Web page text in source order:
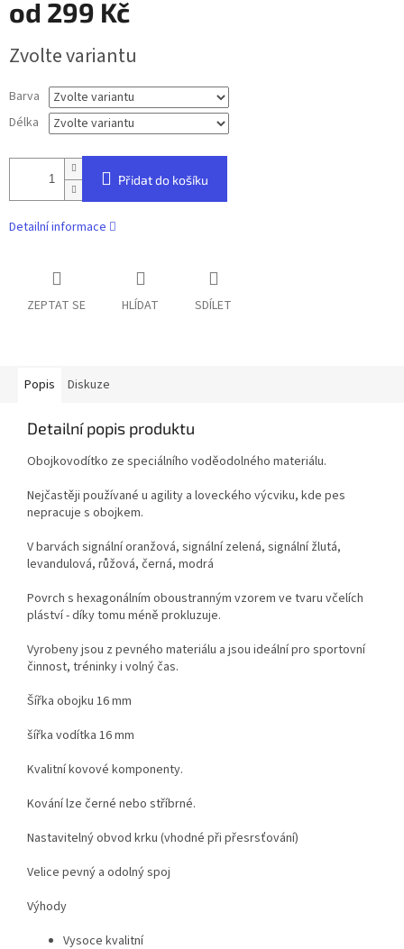
od 299 Kč
cena:
Zvolte variantu
Barva
Délka
Přidat do košíku
Detailní informace
ZEPTAT SE HLÍDAT SDÍLET
Popis Diskuze
Detailní popis produktu
Obojkovodítko ze speciálního voděodolného materiálu.
Nejčastěji používané u agility a loveckého výcviku, kde pes
nepracuje s obojkem.
V barvách signální oranžová, signální zelená, signální žlutá,
levandulová, růžová, černá, modrá
Povrch s hexagonálním oboustranným vzorem ve tvaru včelích
pláství - díky tomu méně prokluzuje.
Vyrobeny jsou z pevného materiálu a jsou ideální pro sportovní
činnost, tréninky i volný čas.
Šířka obojku 16 mm
šířka vodítka 16 mm
Kvalitní kovové komponenty.
Kování lze černé nebo stříbrné.
Nastavitelný obvod krku (vhodné při přesrsťování)
Velice pevný a odolný spoj
Výhody
Vysoce kvalitní